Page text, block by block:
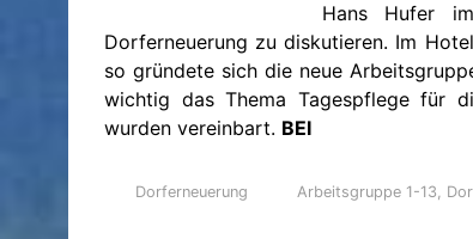
Hans Hufer
Dorferneuerung zu diskutieren. Im
so gründete sich die neue
wichtig das Thema Tagespflege für
wurden vereinbart. BEI
Dorferneuerung Arbeitsgruppe 1-13,